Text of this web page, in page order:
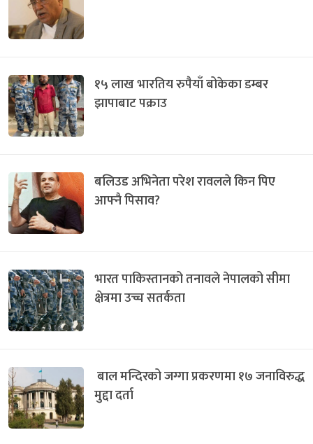
१५ लाख भारतिय रुपैयाँ बोकेका डम्बर
झापाबाट पक्राउ
बलिउड अभिनेता परेश रावलले किन पिए
आफ्नै पिसाव?
भारत पाकिस्तानको तनावले नेपालको सीमा
क्षेत्रमा उच्च सतर्कता
बाल मन्दिरको जग्गा प्रकरणमा १७ जनाविरुद्ध
मुद्दा दर्ता